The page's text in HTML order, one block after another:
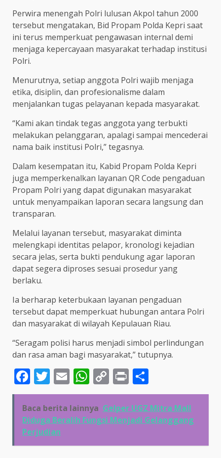
Perwira menengah Polri lulusan Akpol tahun 2000
tersebut mengatakan, Bid Propam Polda Kepri saat
ini terus memperkuat pengawasan internal demi
menjaga kepercayaan masyarakat terhadap institusi
Polri.
Menurutnya, setiap anggota Polri wajib menjaga
etika, disiplin, dan profesionalisme dalam
menjalankan tugas pelayanan kepada masyarakat.
“Kami akan tindak tegas anggota yang terbukti
melakukan pelanggaran, apalagi sampai mencederai
nama baik institusi Polri,” tegasnya.
Dalam kesempatan itu, Kabid Propam Polda Kepri
juga memperkenalkan layanan QR Code pengaduan
Propam Polri yang dapat digunakan masyarakat
untuk menyampaikan laporan secara langsung dan
transparan.
Melalui layanan tersebut, masyarakat diminta
melengkapi identitas pelapor, kronologi kejadian
secara jelas, serta bukti pendukung agar laporan
dapat segera diproses sesuai prosedur yang
berlaku.
Ia berharap keterbukaan layanan pengaduan
tersebut dapat memperkuat hubungan antara Polri
dan masyarakat di wilayah Kepulauan Riau.
“Seragam polisi harus menjadi simbol perlindungan
dan rasa aman bagi masyarakat,” tutupnya.
Facebook
Twitter
EmailWhatsApp
Copy
Link
Print
Baca berita lainnya Gelper UGZ Mitra Mall
Diduga Beralih Fungsi Menjadi Gelanggang
Perjudian